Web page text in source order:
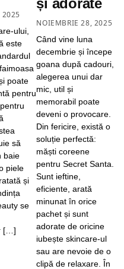
2025
ului,
este
poate
pentru
să
baie
piele
și
se
[…]
și adorate
NOIEMBRIE 28, 2025
Când vine luna
decembrie și începe
goana după cadouri,
alegerea unui dar
mic, util și
memorabil poate
deveni o provocare.
Din fericire, există o
soluție perfectă:
măști coreene
pentru Secret Santa.
Sunt ieftine,
eficiente, arată
minunat în orice
pachet și sunt
adorate de oricine
iubește skincare-ul
sau are nevoie de o
clipă de relaxare. În